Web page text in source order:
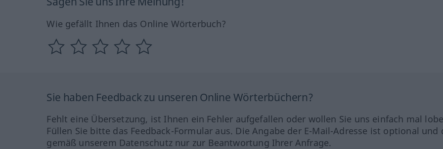
Wie gefällt Ihnen das Online Wörterbuch?
Sie haben Feedback zu unseren Online Wörterbüchern?
Fehlt eine Übersetzung, ist Ihnen ein Fehler aufgefallen oder wollen Sie uns einfach mal
Füllen Sie bitte das Feedback-Formular aus. Die Angabe der E-Mail-Adresse ist optional und
gemäß unserem Datenschutz nur zur Beantwortung Ihrer Anfrage.